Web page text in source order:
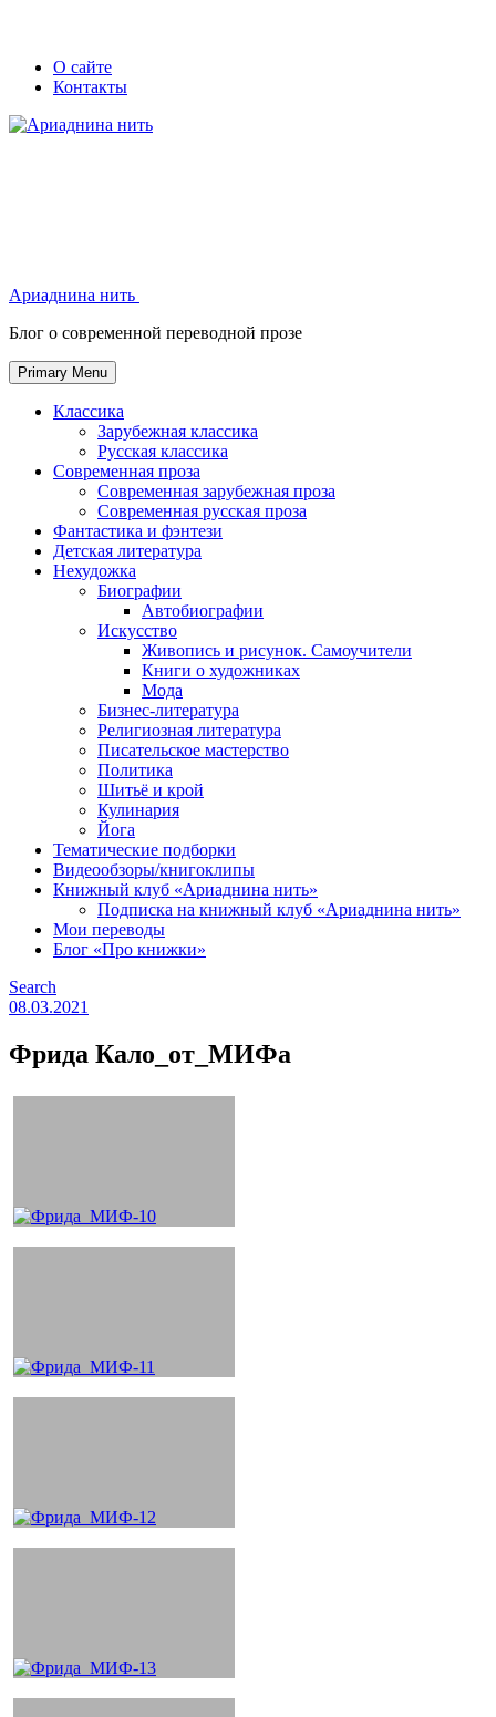
Skip
Secondary
left
navigation
Secondary
right
navigation
О сайте
Контакты
Ариаднина нить
Блог о современной переводной прозе
Primary Menu
Классика
Зарубежная классика
Русская классика
Современная проза
Современная зарубежная проза
Современная русская проза
Фантастика и фэнтези
Детская литература
Нехудожка
Биографии
Автобиографии
Искусство
Живопись и рисунок. Самоучители
Книги о художниках
Мода
Бизнес-литература
Религиозная литература
Писательское мастерство
Политика
Шитьё и крой
Кулинария
Йога
Тематические подборки
Видеообзоры/книгоклипы
Книжный клуб «Ариаднина нить»
Подписка на книжный клуб «Ариаднина нить»
Мои переводы
Блог «Про книжки»
Search
08.03.2021
Фрида Кало_от_МИФа